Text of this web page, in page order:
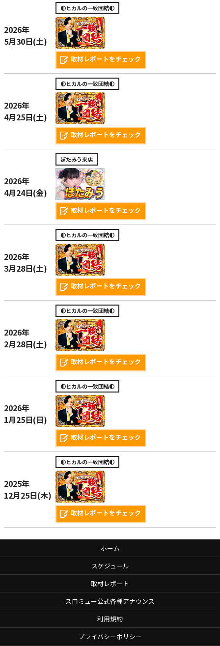
2026年
5月30日(土)
🌓ヒカルの一致団結🌓
取材レポートをチェック
2026年
4月25日(土)
🌓ヒカルの一致団結🌓
取材レポートをチェック
2026年
4月24日(金)
ぽたみう来店
取材レポートをチェック
2026年
3月28日(土)
🌓ヒカルの一致団結🌓
取材レポートをチェック
2026年
2月28日(土)
🌓ヒカルの一致団結🌓
取材レポートをチェック
2026年
1月25日(日)
🌓ヒカルの一致団結🌓
取材レポートをチェック
2025年
12月25日(木)
🌓ヒカルの一致団結🌓
取材レポートをチェック
ホーム
スケジュール
取材レポート
スロミュー公式各種アナウンス
利用規約
プライバシーポリシー